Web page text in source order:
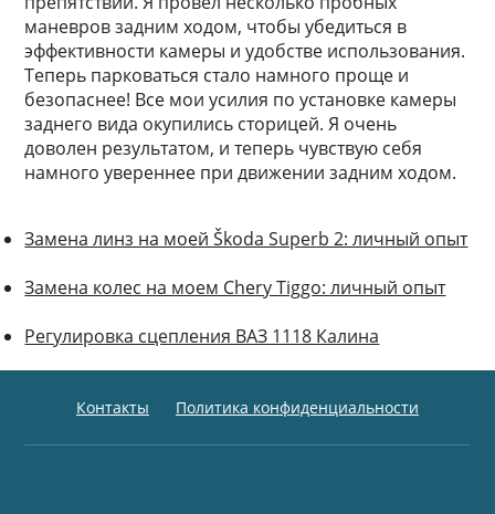
маневров задним ходом, чтобы убедиться в
эффективности камеры и удобстве использования.
Теперь парковаться стало намного проще и
безопаснее! Все мои усилия по установке камеры
заднего вида окупились сторицей. Я очень
доволен результатом, и теперь чувствую себя
намного увереннее при движении задним ходом.
Замена линз на моей Škoda Superb 2: личный опыт
Замена колес на моем Chery Tiggo: личный опыт
Регулировка сцепления ВАЗ 1118 Калина
Контакты Политика конфиденциальности